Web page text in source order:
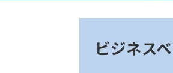
ビジネス